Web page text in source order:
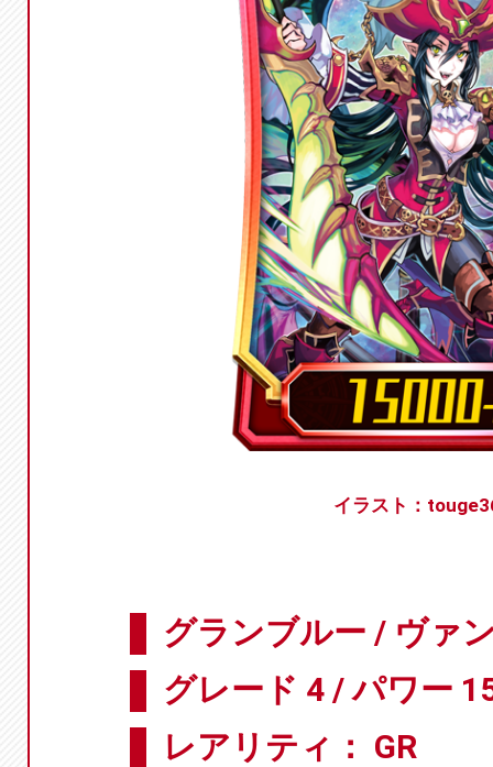
イラスト：
グランブルー / ヴァ
グレード 4 / パワー
レアリティ： GR